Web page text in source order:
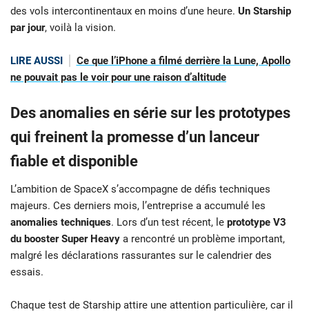
des vols intercontinentaux en moins d’une heure. Un Starship
par jour, voilà la vision.
LIRE AUSSI
Ce que l’iPhone a filmé derrière la Lune, Apollo
ne pouvait pas le voir pour une raison d’altitude
Des anomalies en série sur les prototypes
qui freinent la promesse d’un lanceur
fiable et disponible
L’ambition de SpaceX s’accompagne de défis techniques
majeurs. Ces derniers mois, l’entreprise a accumulé les
anomalies techniques. Lors d’un test récent, le prototype V3
du booster Super Heavy a rencontré un problème important,
malgré les déclarations rassurantes sur le calendrier des
essais.
Chaque test de Starship attire une attention particulière, car il